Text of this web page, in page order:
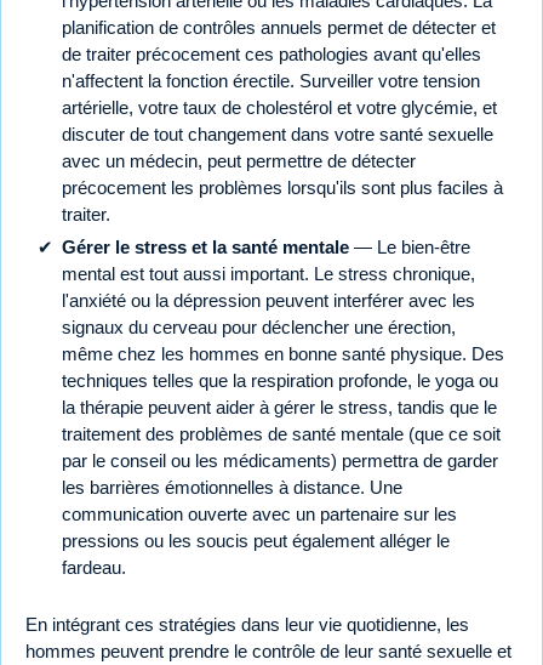
planification de contrôles annuels permet de détecter et
de traiter précocement ces pathologies avant qu'elles
n'affectent la fonction érectile. Surveiller votre tension
artérielle, votre taux de cholestérol et votre glycémie, et
discuter de tout changement dans votre santé sexuelle
avec un médecin, peut permettre de détecter
précocement les problèmes lorsqu'ils sont plus faciles à
traiter.
Gérer le stress et la santé mentale — Le bien-être
mental est tout aussi important. Le stress chronique,
l'anxiété ou la dépression peuvent interférer avec les
signaux du cerveau pour déclencher une érection,
même chez les hommes en bonne santé physique. Des
techniques telles que la respiration profonde, le yoga ou
la thérapie peuvent aider à gérer le stress, tandis que le
traitement des problèmes de santé mentale (que ce soit
par le conseil ou les médicaments) permettra de garder
les barrières émotionnelles à distance. Une
communication ouverte avec un partenaire sur les
pressions ou les soucis peut également alléger le
fardeau.
En intégrant ces stratégies dans leur vie quotidienne, les
hommes peuvent prendre le contrôle de leur santé sexuelle et